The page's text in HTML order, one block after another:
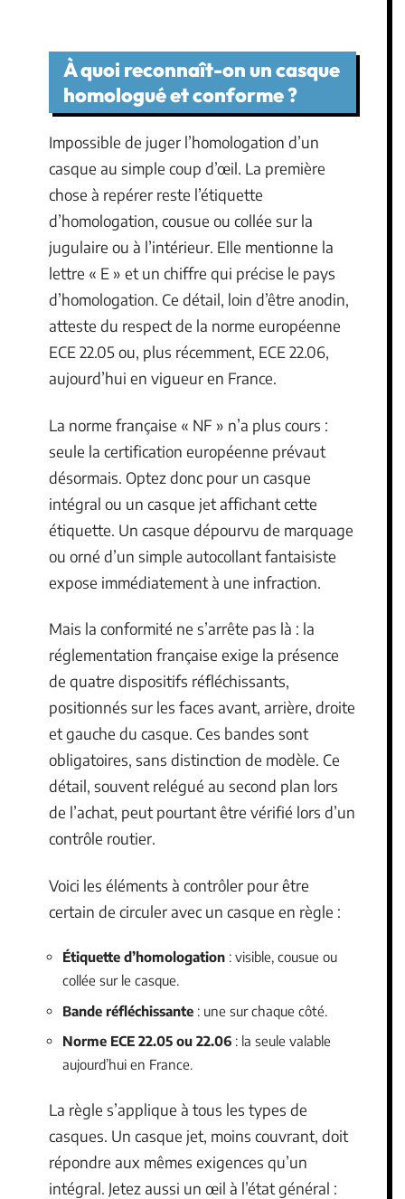
À quoi reconnaît-on un casque
homologué et conforme ?
Impossible de juger l’homologation d’un
casque au simple coup d’œil. La première
chose à repérer reste l’étiquette
d’homologation, cousue ou collée sur la
jugulaire ou à l’intérieur. Elle mentionne la
lettre « E » et un chiffre qui précise le pays
d’homologation. Ce détail, loin d’être anodin,
atteste du respect de la norme européenne
ECE 22.05 ou, plus récemment, ECE 22.06,
aujourd’hui en vigueur en France.
La norme française « NF » n’a plus cours :
seule la certification européenne prévaut
désormais. Optez donc pour un casque
intégral ou un casque jet affichant cette
étiquette. Un casque dépourvu de marquage
ou orné d’un simple autocollant fantaisiste
expose immédiatement à une infraction.
Mais la conformité ne s’arrête pas là : la
réglementation française exige la présence
de quatre dispositifs réfléchissants,
positionnés sur les faces avant, arrière, droite
et gauche du casque. Ces bandes sont
obligatoires, sans distinction de modèle. Ce
détail, souvent relégué au second plan lors
de l’achat, peut pourtant être vérifié lors d’un
contrôle routier.
Voici les éléments à contrôler pour être
certain de circuler avec un casque en règle :
Étiquette d’homologation : visible, cousue ou
collée sur le casque.
Bande réfléchissante : une sur chaque côté.
Norme ECE 22.05 ou 22.06 : la seule valable
aujourd’hui en France.
La règle s’applique à tous les types de
casques. Un casque jet, moins couvrant, doit
répondre aux mêmes exigences qu’un
intégral. Jetez aussi un œil à l’état général :